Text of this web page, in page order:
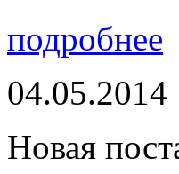
подробнее
04.05.2014
Новая